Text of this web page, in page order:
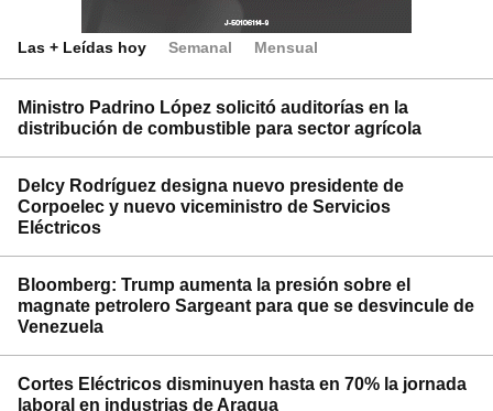
Las + Leídas hoy Semanal Mensual
Ministro Padrino López solicitó auditorías en la
distribución de combustible para sector agrícola
Delcy Rodríguez designa nuevo presidente de
Corpoelec y nuevo viceministro de Servicios
Eléctricos
Bloomberg: Trump aumenta la presión sobre el
magnate petrolero Sargeant para que se desvincule de
Venezuela
Cortes Eléctricos disminuyen hasta en 70% la jornada
laboral en industrias de Aragua